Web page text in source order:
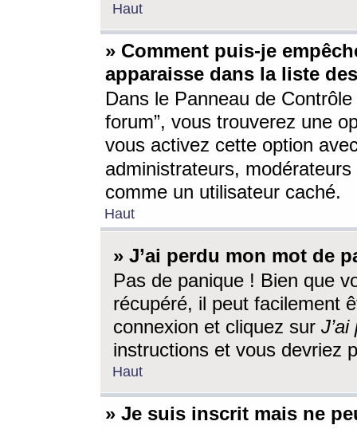
Haut
» Comment puis-je
apparaisse dans la liste
Dans le Panneau de
forum”, vous trouverez une
vous activez cette option
administrateurs,
comme un utilisateur caché.
Haut
» J’ai perdu mon mot de
Pas de panique ! Bien que
récupéré, il peut facilement
connexion et cliquez sur
instructions et vous devriez
Haut
» Je suis inscrit mais ne